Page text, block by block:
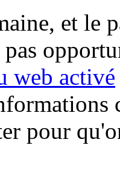
et le
web activé
pour